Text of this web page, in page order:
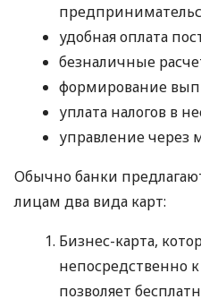
удобная оплата
безналичные
формирование
уплата налогов в
управление через
Обычно банки
лицам два вида карт:
Бизнес-карта,
непосредственно
позволяет